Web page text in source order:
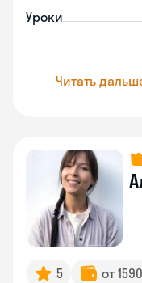
Уроки
Читать
5 от